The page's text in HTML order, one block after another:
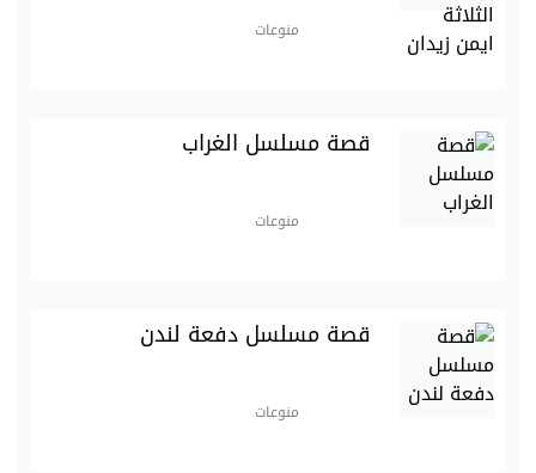
منوعات
قصة مسلسل الغراب
منوعات
قصة مسلسل دفعة لندن
منوعات